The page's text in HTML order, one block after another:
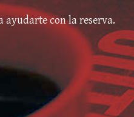
ayudarte con la reserva.